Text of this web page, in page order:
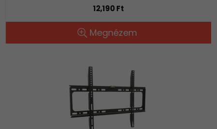
12,190 Ft
Megnézem